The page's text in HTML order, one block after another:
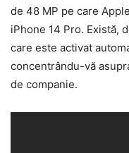
de 48 MP pe care
iPhone 14 Pro. Există,
care este activat
concentrându-vă
de companie.